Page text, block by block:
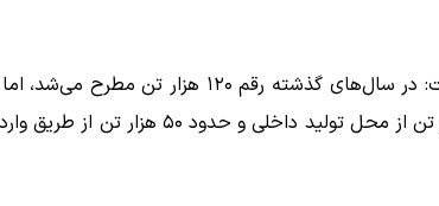
او میزان مصرف سالانه چای در کشور را حدود ۷۰ هزار تن عنوان کرد و گفت: در سال‌های گذشته رقم ۱۲۰ هزار تن
شرایط فعلی مصرف حداکثر به ۷۰ هزار تن می‌رسد که از این میزان، ۲۰ هزار تن از محل تولید داخلی و حدود ۵۰